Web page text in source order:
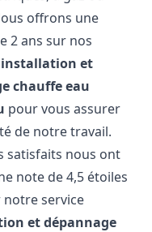
offrons une
2 ans sur nos
installation et
chauffe eau
pour vous assurer
de notre travail.
satisfaits nous ont
note de 4,5 étoiles
service
et dépannage